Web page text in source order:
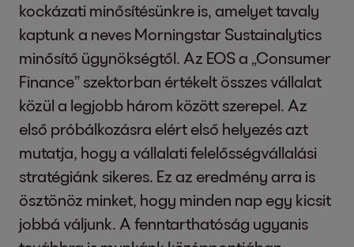
kockázati minősítésünkre is, amelyet tavaly
kaptunk a neves Morningstar Sustainalytics
minősítő ügynökségtől. Az EOS a „Consumer
Finance” szektorban értékelt összes vállalat
közül a legjobb három között szerepel. Az
első próbálkozásra elért első helyezés azt
mutatja, hogy a vállalati felelősségvállalási
stratégiánk sikeres. Ez az eredmény arra is
ösztönöz minket, hogy minden nap egy kicsit
jobbá váljunk. A fenntarthatóság ugyanis